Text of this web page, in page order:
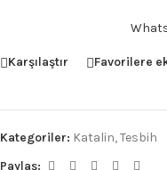
Karşılaştır Favorilere
Kategoriler: Katalin,Tesbih
Paylaş: